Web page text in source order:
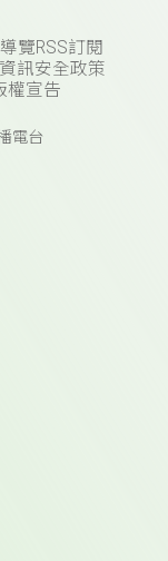
覽RSS訂閱
資訊安全政策
權宣告
電台